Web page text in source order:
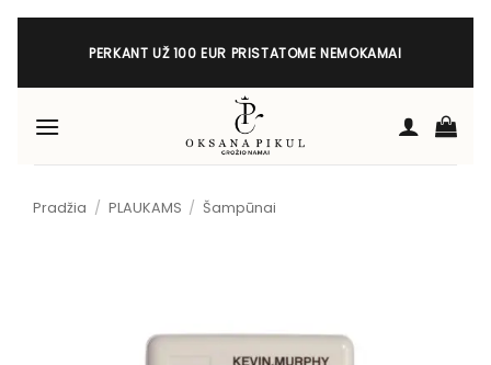
Skip
PERKANT UŽ 100 EUR PRISTATOME NEMOKAMAI
Pradžia / PLAUKAMS / Šampūnai